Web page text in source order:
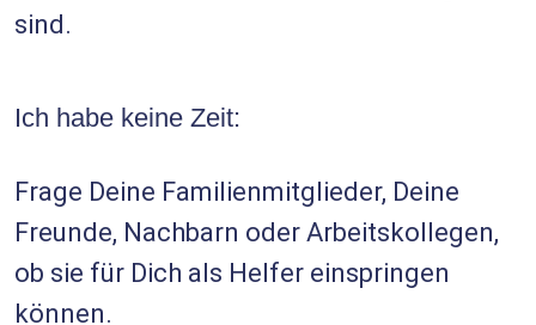
sind.
Ich habe keine Zeit:
Frage Deine Familienmitglieder, Deine
Freunde, Nachbarn oder Arbeitskollegen,
ob sie für Dich als Helfer einspringen
können.